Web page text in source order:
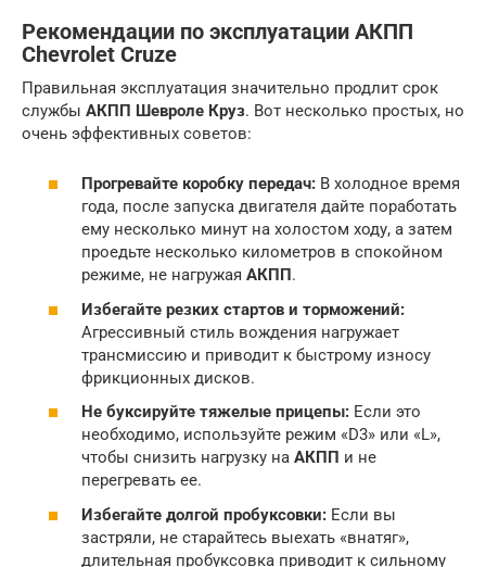
Рекомендации по эксплуатации АКПП
Chevrolet Cruze
Правильная эксплуатация значительно продлит срок
службы АКПП Шевроле Круз. Вот несколько простых, но
очень эффективных советов:
Прогревайте коробку передач: В холодное время
года, после запуска двигателя дайте поработать
ему несколько минут на холостом ходу, а затем
проедьте несколько километров в спокойном
режиме, не нагружая АКПП.
Избегайте резких стартов и торможений:
Агрессивный стиль вождения нагружает
трансмиссию и приводит к быстрому износу
фрикционных дисков.
Не буксируйте тяжелые прицепы: Если это
необходимо, используйте режим «D3» или «L»,
чтобы снизить нагрузку на АКПП и не
перегревать ее.
Избегайте долгой пробуксовки: Если вы
застряли, не старайтесь выехать «внатяг»,
длительная пробуксовка приводит к сильному